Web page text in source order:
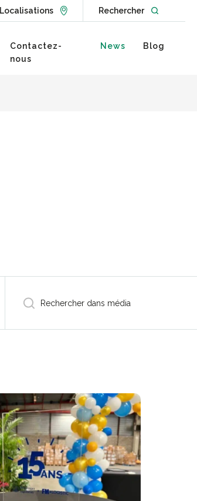
LocalisationsGo to Locations page
RechercherOpen
Contactez-
nous
News Blog